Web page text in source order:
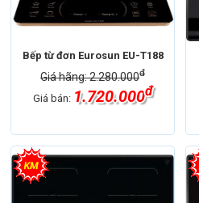
Bếp từ đơn Eurosun EU-T188
Giá hãng: 2.280.000đ
Giá bán: 1.720.000đ